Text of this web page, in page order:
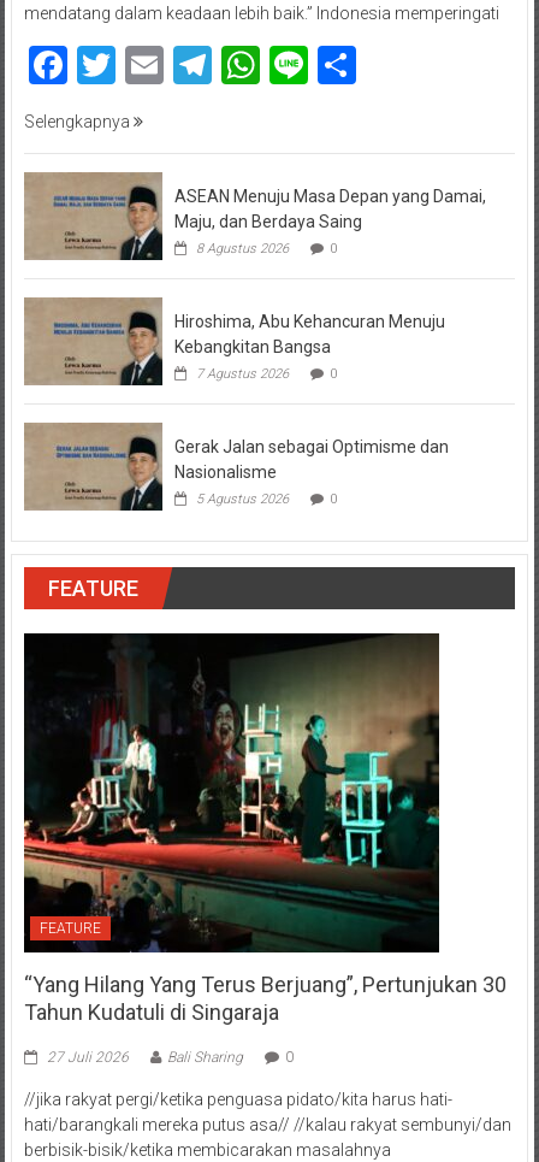
mendatang dalam keadaan lebih baik.” Indonesia memperingati
Facebook
Twitter
EmailTelegram
WhatsApp
LineShare
Selengkapnya
ASEAN Menuju Masa Depan yang Damai,
Maju, dan Berdaya Saing
8 Agustus 2026 0
Hiroshima, Abu Kehancuran Menuju
Kebangkitan Bangsa
7 Agustus 2026 0
Gerak Jalan sebagai Optimisme dan
Nasionalisme
5 Agustus 2026 0
FEATURE
FEATURE
“Yang Hilang Yang Terus Berjuang”, Pertunjukan 30
Tahun Kudatuli di Singaraja
27 Juli 2026 Bali Sharing 0
//jika rakyat pergi/ketika penguasa pidato/kita harus hati-
hati/barangkali mereka putus asa// //kalau rakyat sembunyi/dan
berbisik-bisik/ketika membicarakan masalahnya